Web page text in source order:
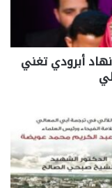
أبرودي تغني